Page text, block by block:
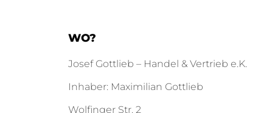
WO?
Josef Gottlieb – Handel & Vertrieb e.K.
Inhaber: Maximilian Gottlieb
Wolfinger Str. 2